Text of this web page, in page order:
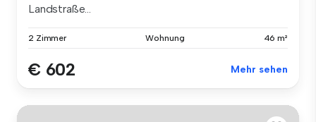
Landstraße...
2 Zimmer Wohnung 46 m²
€ 602 Mehr sehen